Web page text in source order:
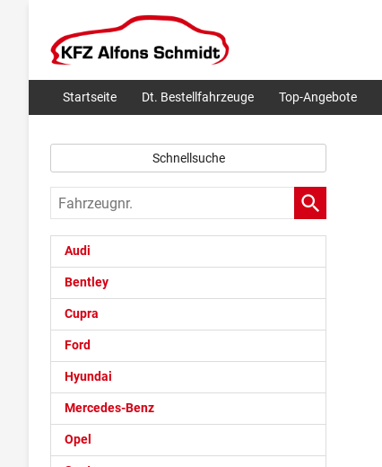
Startseite Dt. Bestellfahrzeuge Top-Angebote
Schnellsuche
Fahrzeugnr.
Audi
Bentley
Cupra
Ford
Hyundai
Mercedes-Benz
Opel